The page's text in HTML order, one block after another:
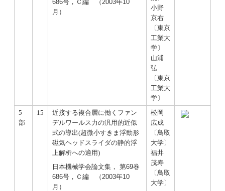
686号，Ｃ編 （2003年10
月）
小野
京右
〔東京
工業大
学〕
山浦
弘
〔東京
工業大
学〕
5
部
15
近接する複合層に働くファン
デルワールス力の汎用的近似
式の導出(超微小すきま浮動形
磁気ヘッドスライダの静的浮
上解析への適用)
日本機械学会論文集， 第69巻
686号，Ｃ編 （2003年10
月）
松岡
広成
〔鳥取
大学〕
福井
茂寿
〔鳥取
大学〕